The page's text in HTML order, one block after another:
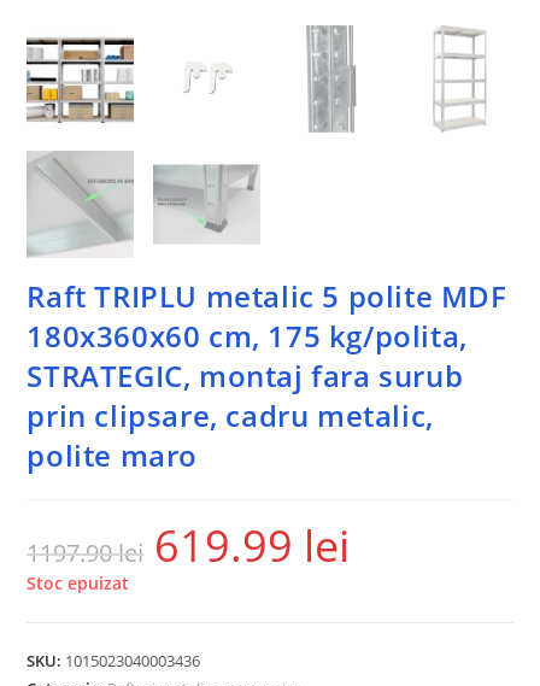
Raft TRIPLU metalic 5 polite MDF
180x360x60 cm, 175 kg/polita,
STRATEGIC, montaj fara surub
prin clipsare, cadru metalic,
polite maro
1197.90lei 619.99 lei
Stoc epuizat
SKU: 1015023040003436